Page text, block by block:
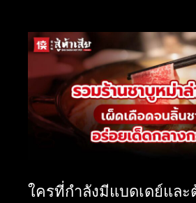
ใครที่กำลังมีแบดเดย์และ